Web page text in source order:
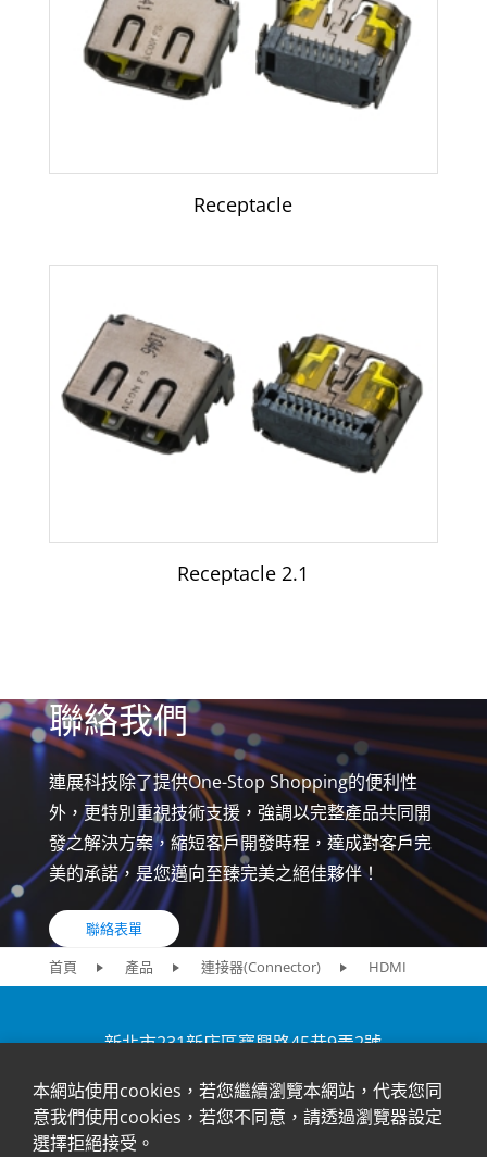
Receptacle
Receptacle 2.1
聯絡我們
連展科技除了提供One-Stop Shopping的便利性
外，更特別重視技術支援，強調以完整產品共同開
發之解決方案，縮短客戶開發時程，達成對客戶完
美的承諾，是您邁向至臻完美之絕佳夥伴！
聯絡表單
首頁
產品 連接器(Connector) HDMI
新北市231新店區寶興路45巷9弄2號
+886-2-2917-5598
本網站使用cookies，若您繼續瀏覽本網站，代表您同
意我們使用cookies，若您不同意，請透過瀏覽器設定
選擇拒絕接受。